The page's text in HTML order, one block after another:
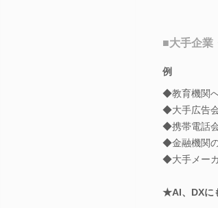
■大手企業
例
◆教育機関
◆大手広告
◆携帯電話
◆金融機関
◆大手メー
★AI、DXに